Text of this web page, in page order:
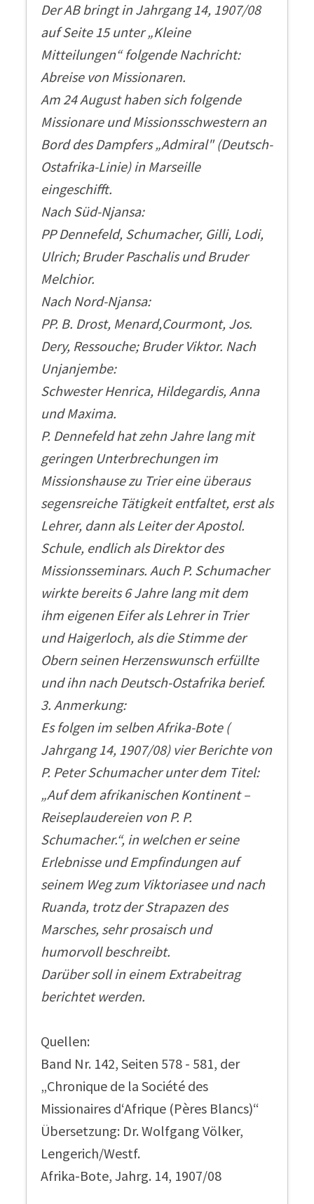
Der AB bringt in Jahrgang 14, 1907/08
auf Seite 15 unter „Kleine
Mitteilungen“ folgende Nachricht:
Abreise von Missionaren.
Am 24 August haben sich folgende
Missionare und Missionsschwestern an
Bord des Dampfers „Admiral" (Deutsch-
Ostafrika-Linie) in Marseille
eingeschifft.
Nach Süd-Njansa:
PP Dennefeld, Schumacher, Gilli, Lodi,
Ulrich; Bruder Paschalis und Bruder
Melchior.
Nach Nord-Njansa:
PP. B. Drost, Menard,Courmont, Jos.
Dery, Ressouche; Bruder Viktor. Nach
Unjanjembe:
Schwester Henrica, Hildegardis, Anna
und Maxima.
P. Dennefeld hat zehn Jahre lang mit
geringen Unterbrechungen im
Missionshause zu Trier eine überaus
segensreiche Tätigkeit entfaltet, erst als
Lehrer, dann als Leiter der Apostol.
Schule, endlich als Direktor des
Missionsseminars. Auch P. Schumacher
wirkte bereits 6 Jahre lang mit dem
ihm eigenen Eifer als Lehrer in Trier
und Haigerloch, als die Stimme der
Obern seinen Herzenswunsch erfüllte
und ihn nach Deutsch-Ostafrika berief.
3. Anmerkung:
Es folgen im selben Afrika-Bote (
Jahrgang 14, 1907/08) vier Berichte von
P. Peter Schumacher unter dem Titel:
„Auf dem afrikanischen Kontinent –
Reiseplaudereien von P. P.
Schumacher.“, in welchen er seine
Erlebnisse und Empfindungen auf
seinem Weg zum Viktoriasee und nach
Ruanda, trotz der Strapazen des
Marsches, sehr prosaisch und
humorvoll beschreibt.
Darüber soll in einem Extrabeitrag
berichtet werden.
Quellen:
Band Nr. 142, Seiten 578 - 581, der
„Chronique de la Société des
Missionaires d‘Afrique (Pères Blancs)“
Übersetzung: Dr. Wolfgang Völker,
Lengerich/Westf.
Afrika-Bote, Jahrg. 14, 1907/08